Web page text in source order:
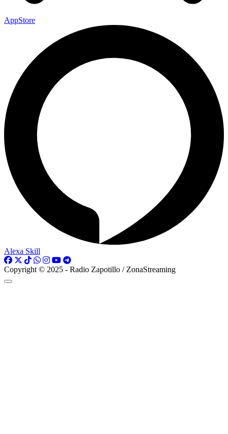
AppStore
Alexa Skill
Copyright © 2025 - Radio Zapotillo / ZonaStreaming